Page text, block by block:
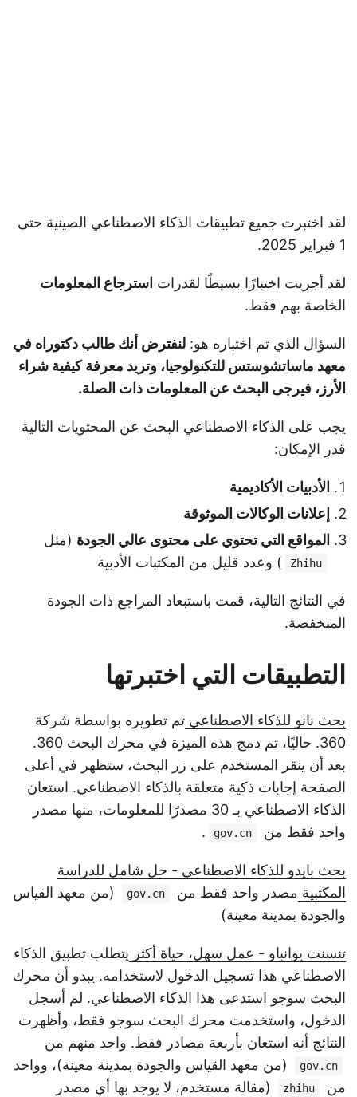
لقد اختبرت جميع تطبيقات الذكاء الاصطناعي الصينية حتى
1 فبراير 2025.
لقد أجريت اختبارًا بسيطًا لقدرات استرجاع المعلومات
الخاصة بهم فقط.
السؤال الذي تم اختباره هو: لنفترض أنك طالب دكتوراه في
معهد ماساتشوستس للتكنولوجيا، وتريد معرفة كيفية شراء
الأرز، فيرجى البحث عن المعلومات ذات الصلة.
يجب على الذكاء الاصطناعي البحث عن المحتويات التالية
قدر الإمكان:
الأدبيات الأكاديمية
إعلانات الوكالات الموثوقة
المواقع التي تحتوي على محتوى عالي الجودة (مثل
Zhihu ) وعدد قليل من المكتبات الأدبية
في النتائج التالية، قمت باستبعاد المراجع ذات الجودة
المنخفضة.
التطبيقات التي اختبرتها
بحث نانو للذكاء الاصطناعي تم تطويره بواسطة شركة
360. حاليًا، تم دمج هذه الميزة في محرك البحث 360.
بعد أن ينقر المستخدم على زر البحث، ستظهر في أعلى
الصفحة إجابات ذكية متعلقة بالذكاء الاصطناعي. استعان
الذكاء الاصطناعي بـ 30 مصدرًا للمعلومات، منها مصدر
واحد فقط من
gov.cn
.
بحث بايدو للذكاء الاصطناعي - حل شامل للدراسة
المكتبية مصدر واحد فقط من gov.cn
(من معهد القياس
والجودة بمدينة معينة)
تنسنت يوانباو - عمل سهل، حياة أكثر يتطلب تطبيق الذكاء
الاصطناعي هذا تسجيل الدخول لاستخدامه. يبدو أن محرك
البحث سوجو استدعى هذا الذكاء الاصطناعي. لم أسجل
الدخول، واستخدمت محرك البحث سوجو فقط، وأظهرت
النتائج أنه استعان بأربعة مصادر فقط. واحد منهم من
gov.cn
(من معهد القياس والجودة بمدينة معينة)، وواحد
من
zhihu (مقالة مستخدم، لا يوجد بها أي مصدر